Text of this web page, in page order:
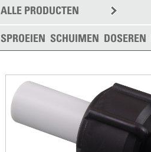
ALLE PRODUCTEN
SPROEIEN SCHUIMEN DOSEREN